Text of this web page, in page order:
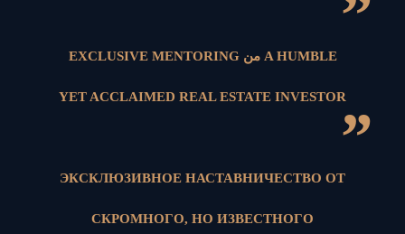
”
EXCLUSIVE MENTORING من A HUMBLE
YET ACCLAIMED REAL ESTATE INVESTOR
”
ЭКСКЛЮЗИВНОЕ НАСТАВНИЧЕСТВО ОТ
СКРОМНОГО, НО ИЗВЕСТНОГО